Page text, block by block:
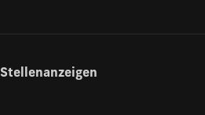
Stellenanzeigen